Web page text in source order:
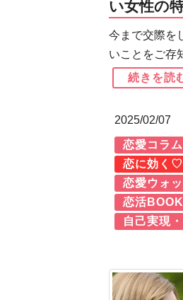
い女性の
今まで交際を
いことをご存
続きを読
2025/02/07
恋愛コラム
恋に効く♡
恋愛ウォ
恋活
自己実現